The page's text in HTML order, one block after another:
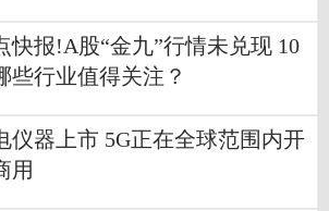
快报!A股“金九”行情未兑现 10
些行业值得关注？
仪器上市 5G正在全球范围内开
用